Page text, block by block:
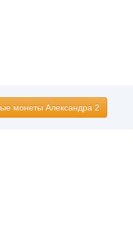
монеты Александра 2